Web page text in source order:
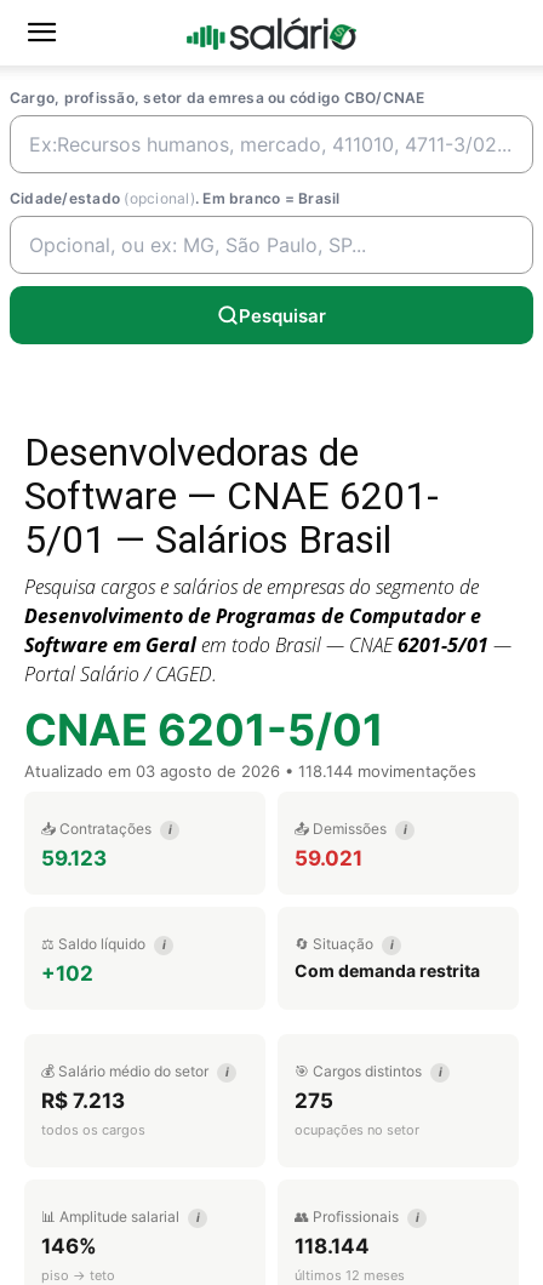
Cargo, profissão, setor da emresa ou código CBO/CNAE
Cidade/estado (opcional). Em branco = Brasil
Pesquisar
Desenvolvedoras de
Software — CNAE 6201-
5/01 — Salários Brasil
Pesquisa cargos e salários de empresas do segmento de
Desenvolvimento de Programas de Computador e
Software em Geralem todo Brasil — CNAE6201-5/01 —
Portal Salário / CAGED.
CNAE 6201-5/01
Atualizado em 03 agosto de 2026 • 118.144 movimentações
📥 Contratações i
59.123
📤 Demissões i
59.021
⚖️ Saldo líquido i
+102
🔄 Situação i
Com demanda restrita
💰 Salário médio do setor i
R$ 7.213
todos os cargos
🎯 Cargos distintos i
275
ocupações no setor
📊 Amplitude salarial i
146%
piso → teto
👥 Profissionais i
118.144
últimos 12 meses